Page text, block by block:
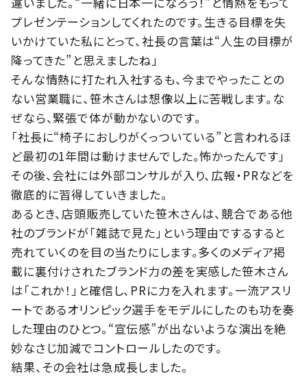
プレゼンテーションしてくれたのです。生きる目標を失
いかけていた私にとって、社長の言葉は“人生の目標が
降ってきた”と思えましたね」
そんな情熱に打たれ入社するも、今までやったことの
ない営業職に、笹木さんは想像以上に苦戦します。な
ぜなら、緊張で体が動かないのです。
「社長に“椅子におしりがくっついている”と言われるほ
ど最初の1年間は動けませんでした。怖かったんです」
その後、会社には外部コンサルが入り、広報・PRなどを
徹底的に習得していきました。
あるとき、店頭販売していた笹木さんは、競合である他
社のブランドが「雑誌で見た」という理由でするすると
売れていくのを目の当たりにします。多くのメディア掲
載に裏付けされたブランド力の差を実感した笹木さん
は「これか！」と確信し、PRに力を入れます。一流アスリ
ートであるオリンピック選手をモデルにしたのも功を奏
した理由のひとつ。“宣伝感”が出ないような演出を絶
妙なさじ加減でコントロールしたのです。
結果、その会社は急成長しました。